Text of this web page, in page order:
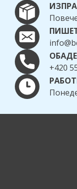
+420